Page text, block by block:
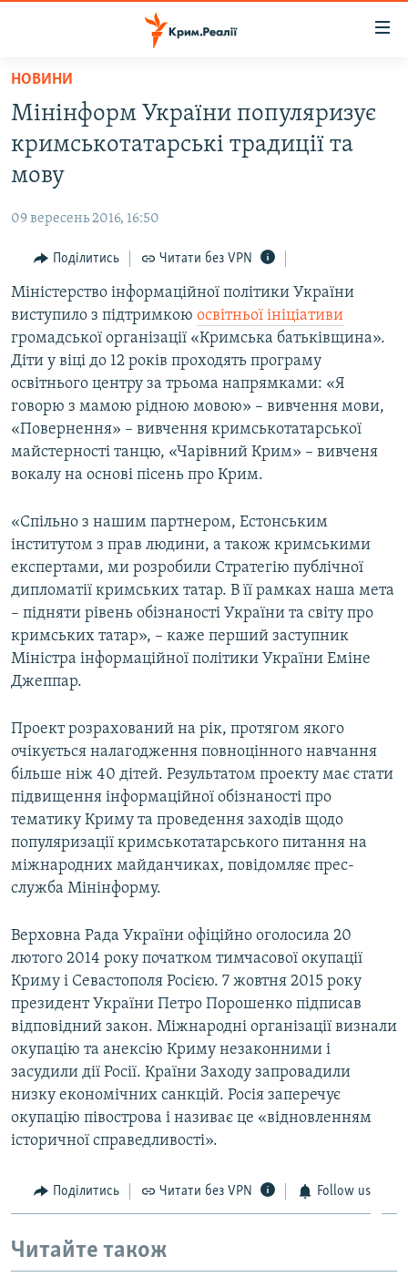
Перейти
основного
матеріалу
Перейти
до
основної
навігації
Перейти
пошуку
ВОДА.КРИМ
ВІДЕО ТА ФОТО
БЛОГИ
ПОГЛЯД
ІНТЕРВ'Ю
ВСЕ ЗА ДЕНЬ
СПЕЦПРОЕКТИ
ДЕПОРТАЦІЯ
ВІДЕОУРОКИ «ELIFBE»
СВІДЧЕННЯ ОКУПАЦІЇ
ІНФОГРАФІКА
ЯК ОБІЙТИ БЛОКУВАННЯ
Русский
Qırımtatar
ДОЛУЧАЙСЯ!
Усі сайти RFE/RL
НОВИНИ
Мінінформ України популяризує
кримськотатарські традиції та
мову
09 вересень 2016, 16:50
Поділитись Читати без VPN
Міністерство інформаційної політики України
виступило з підтримкою освітньої ініціативи
громадської організації «Кримська батьківщина».
Діти у віці до 12 років проходять програму
освітнього центру за трьома напрямками: «Я
говорю з мамою рідною мовою» – вивчення мови,
«Повернення» – вивчення кримськотатарської
майстерності танцю, «Чарівний Крим» – вивченя
вокалу на основі пісень про Крим.
«Спільно з нашим партнером, Естонським
інститутом з прав людини, а також кримськими
експертами, ми розробили Стратегію публічної
дипломатії кримських татар. В її рамках наша мета
– підняти рівень обізнаності України та світу про
кримських татар», – каже перший заступник
Міністра інформаційної політики України Еміне
Джеппар.
Проект розрахований на рік, протягом якого
очікується налагодження повноцінного навчання
більше ніж 40 дітей. Результатом проекту має стати
підвищення інформаційної обізнаності про
тематику Криму та проведення заходів щодо
популяризації кримськотатарського питання на
міжнародних майданчиках, повідомляє прес-
служба Мінінформу.
Верховна Рада України офіційно оголосила 20
лютого 2014 року початком тимчасової окупації
Криму і Севастополя Росією. 7 жовтня 2015 року
президент України Петро Порошенко підписав
відповідний закон. Міжнародні організації визнали
окупацію та анексію Криму незаконними і
засудили дії Росії. Країни Заходу запровадили
низку економічних санкцій. Росія заперечує
окупацію півострова і називає це «відновленням
історичної справедливості».
Поділитись Читати без VPN Follow us
Читайте також